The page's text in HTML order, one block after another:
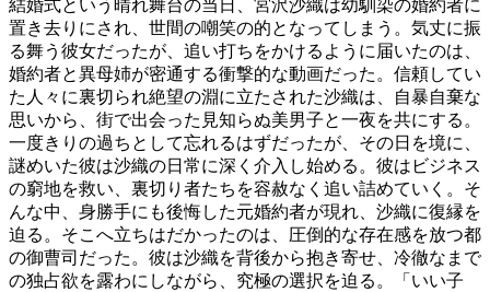
結婚式という晴れ舞台の当日、宮沢沙織は幼馴染の婚約者に
置き去りにされ、世間の嘲笑の的となってしまう。気丈に振
る舞う彼女だったが、追い打ちをかけるように届いたのは、
婚約者と異母姉が密通する衝撃的な動画だった。信頼してい
た人々に裏切られ絶望の淵に立たされた沙織は、自暴自棄な
思いから、街で出会った見知らぬ美男子と一夜を共にする。
一度きりの過ちとして忘れるはずだったが、その日を境に、
謎めいた彼は沙織の日常に深く介入し始める。彼はビジネス
の窮地を救い、裏切り者たちを容赦なく追い詰めていく。そ
んな中、身勝手にも後悔した元婚約者が現れ、沙織に復縁を
迫る。そこへ立ちはだかったのは、圧倒的な存在感を放つ都
の御曹司だった。彼は沙織を背後から抱き寄せ、冷徹なまで
の独占欲を露わにしながら、究極の選択を迫る。「いい子